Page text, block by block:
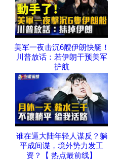
美军一夜击沉6艘伊朗快艇！
川普放话：若伊朗干预美军
护航
谁在逼大陆年轻人谋反？躺
平成间谍，境外势力发工
资？【 热点最前线】